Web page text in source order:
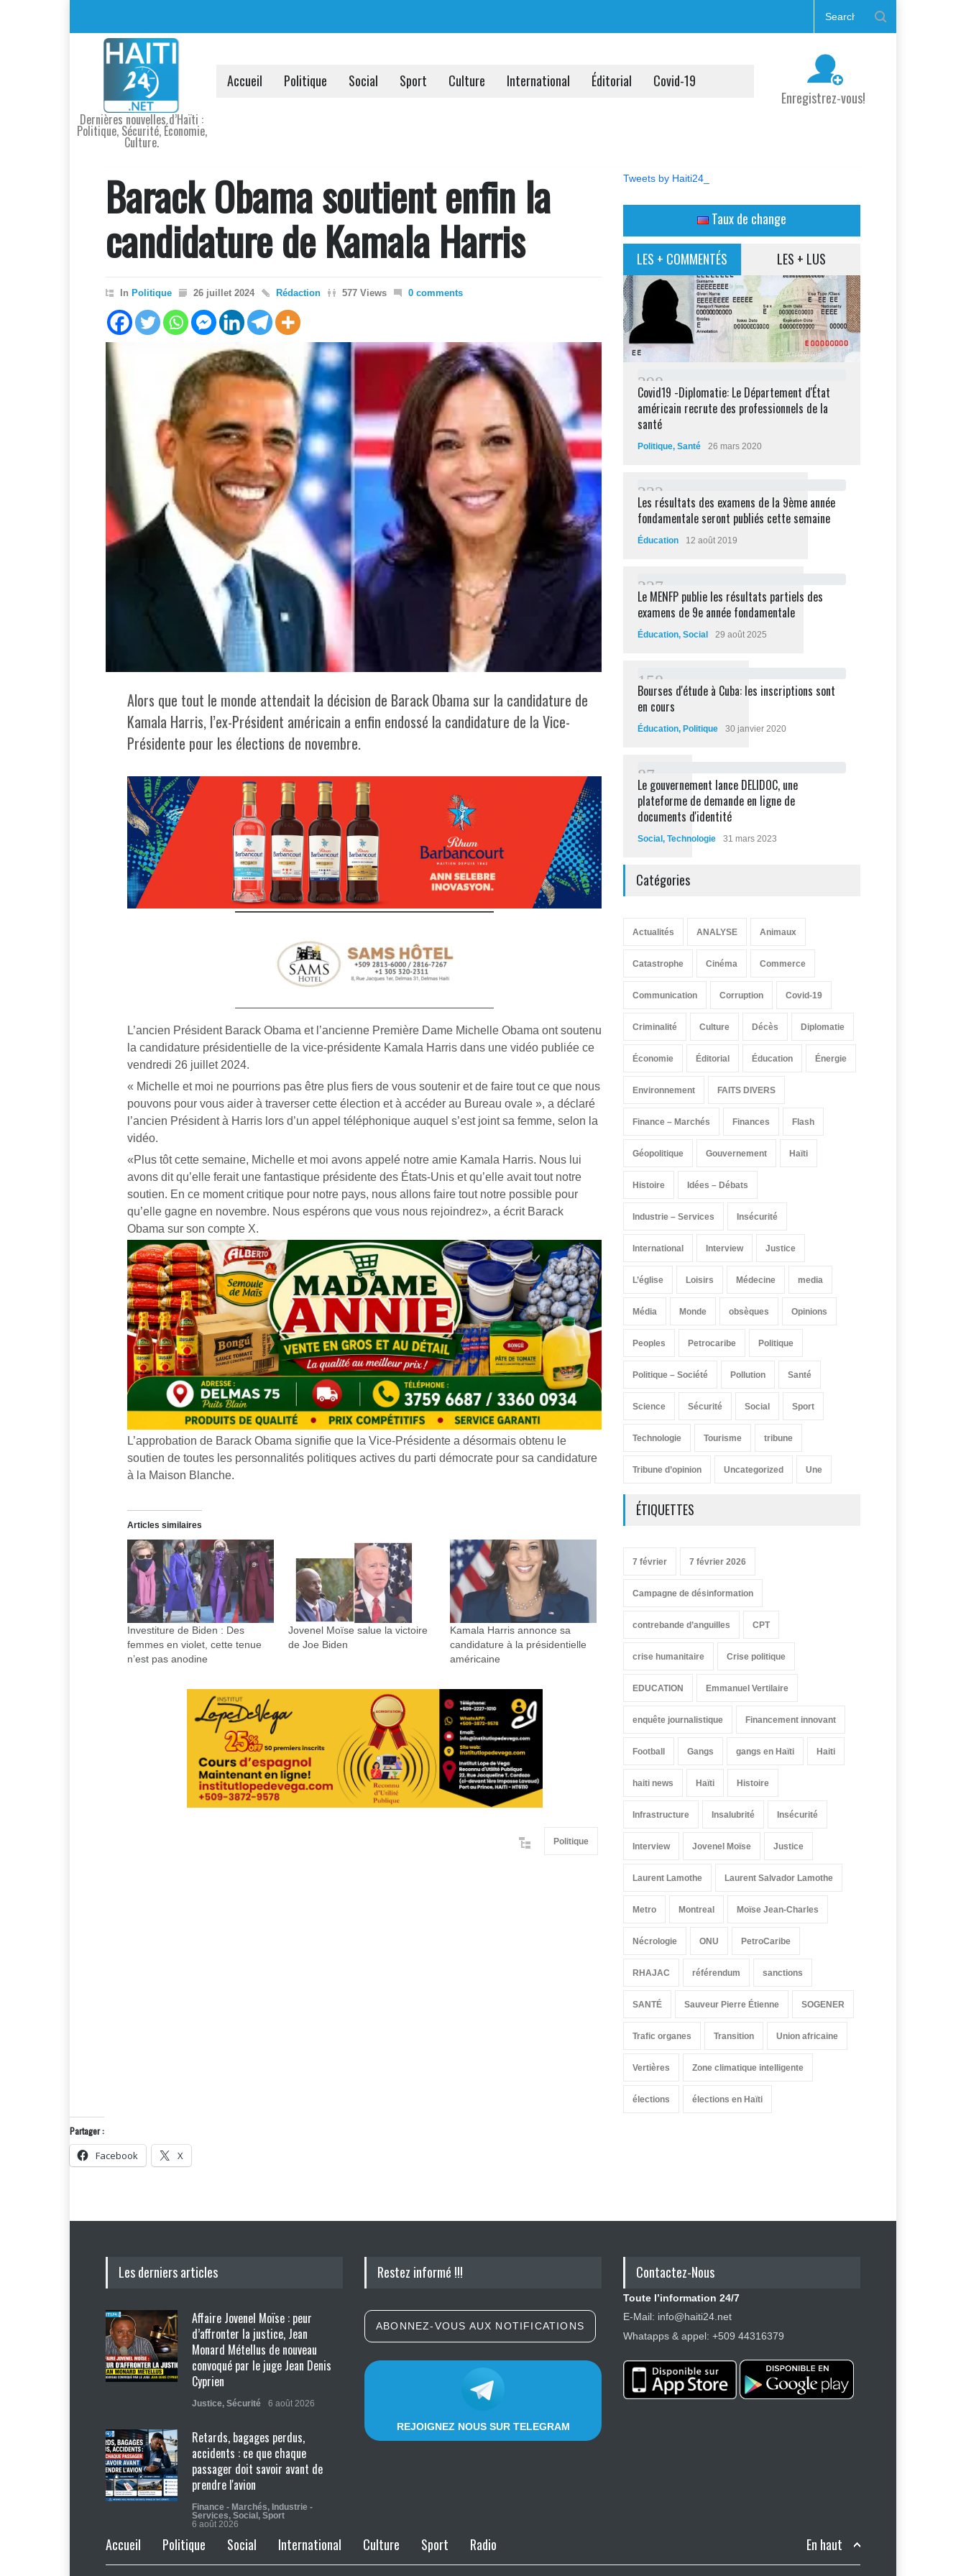
Dernières nouvelles d’Haïti :
Politique, Sécurité, Économie,
Culture.
Accueil Politique Social Sport Culture International Éditorial
Covid-19
Enregistrez-vous!
Barack Obama soutient enfin la
candidature de Kamala Harris
In Politique 26 juillet 2024 Rédaction 577 Views 0 comments
Alors que tout le monde attendait la décision de Barack Obama sur la candidature de
Kamala Harris, l’ex-Président américain a enfin endossé la candidature de la Vice-
Présidente pour les élections de novembre.
L’ancien Président Barack Obama et l’ancienne Première Dame Michelle Obama ont soutenu
la candidature présidentielle de la vice-présidente Kamala Harris dans une vidéo publiée ce
vendredi 26 juillet 2024.
« Michelle et moi ne pourrions pas être plus fiers de vous soutenir et de faire tout ce que nous
pouvons pour vous aider à traverser cette élection et à accéder au Bureau ovale », a déclaré
l’ancien Président à Harris lors d’un appel téléphonique auquel s’est joint sa femme, selon la
vidéo.
«Plus tôt cette semaine, Michelle et moi avons appelé notre amie Kamala Harris. Nous lui
avons dit qu’elle ferait une fantastique présidente des États-Unis et qu’elle avait tout notre
soutien. En ce moment critique pour notre pays, nous allons faire tout notre possible pour
qu’elle gagne en novembre. Nous espérons que vous nous rejoindrez», a écrit Barack
Obama sur son compte X.
L’approbation de Barack Obama signifie que la Vice-Présidente a désormais obtenu le
soutien de toutes les personnalités politiques actives du parti démocrate pour sa candidature
à la Maison Blanche.
Articles similaires
Investiture de Biden : Des
femmes en violet, cette tenue
n’est pas anodine
Jovenel Moïse salue la victoire
de Joe Biden
Kamala Harris annonce sa
candidature à la présidentielle
américaine
Politique
Tweets by Haiti24_
Taux de change
LES + COMMENTÉS LES + LUS
298
Covid19 -Diplomatie: Le Département d'État
américain recrute des professionnels de la
santé
Politique, Santé 26 mars 2020
232
Les résultats des examens de la 9ème année
fondamentale seront publiés cette semaine
Éducation 12 août 2019
227
Le MENFP publie les résultats partiels des
examens de 9e année fondamentale
Éducation, Social 29 août 2025
1 58
Bourses d'étude à Cuba: les inscriptions sont
en cours
Éducation, Politique 30 janvier 2020
87
Le gouvernement lance DELIDOC, une
plateforme de demande en ligne de
documents d'identité
Social , Technologie 31 mars 2023
Catégories
Actualités ANALYSE Animaux
Catastrophe Cinéma Commerce
Communication Corruption Covid-19
Criminalité Culture Décès Diplomatie
Économie Éditorial Éducation Énergie
Environnement FAITS DIVERS
Finance – Marchés Finances Flash
Géopolitique Gouvernement Haïti
Histoire Idées – Débats
Industrie – Services Insécurité
International Interview Justice
L’église Loisirs Médecine media
Média Monde obsèques Opinions
Peoples Petrocaribe Politique
Politique – Société Pollution Santé
Science Sécurité Social Sport
Technologie Tourisme tribune
Tribune d’opinion Uncategorized Une
ÉTIQUETTES
7 février 7 février 2026
Campagne de désinformation
contrebande d’anguilles CPT
crise humanitaire Crise politique
EDUCATION Emmanuel Vertilaire
enquête journalistique Financement innovant
Football Gangs gangs en Haïti Haiti
haiti news Haïti Histoire
Infrastructure Insalubrité Insécurité
Interview Jovenel Moïse Justice
Laurent Lamothe Laurent Salvador Lamothe
Metro Montreal Moïse Jean-Charles
Nécrologie ONU PetroCaribe
RHAJAC référendum sanctions
SANTÉ Sauveur Pierre Étienne SOGENER
Trafic organes Transition Union africaine
Vertières Zone climatique intelligente
élections élections en Haïti
Partager :
Facebook X
Les derniers articles
Affaire Jovenel Moïse : peur
d’affronter la justice, Jean
Monard Métellus de nouveau
convoqué par le juge Jean Denis
Cyprien
Justice, Sécurité 6 août 2026
Retards, bagages perdus,
accidents : ce que chaque
passager doit savoir avant de
prendre l'avion
Finance - Marchés, Industrie -
Services, Social , Sport
6 août 2026
Haïti : Sandra Paulemon appelle à
Restez informé !!!
ABONNEZ-VOUS AUX NOTIFICATIONS
Contactez-Nous
Toute l’information 24/7
E-Mail: info@haiti24.net
Whatapps & appel: +509 44316379
REJOIGNEZ NOUS SUR TELEGRAM
Accueil Politique Social International Culture Sport Radio En haut